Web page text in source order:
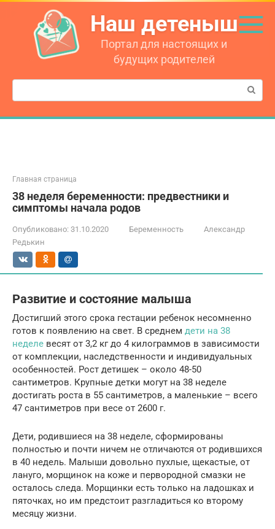
Перейти
контенту
Наш детеныш
Портал для настоящих и
будущих родителей
Поиск:
Главная страница
38 неделя беременности: предвестники и
симптомы начала родов
Опубликовано: 31.10.2020 Беременность
Александр
Редькин
Развитие и состояние малыша
Достигший этого срока гестации ребенок несомненно
готов к появлению на свет. В среднем дети на 38
неделе весят от 3,2 кг до 4 килограммов в зависимости
от комплекции, наследственности и индивидуальных
особенностей. Рост детишек – около 48-50
сантиметров. Крупные детки могут на 38 неделе
достигать роста в 55 сантиметров, а маленькие – всего
47 сантиметров при весе от 2600 г.
Дети, родившиеся на 38 неделе, сформированы
полностью и почти ничем не отличаются от родившихся
в 40 недель. Малыши довольно пухлые, щекастые, от
лануго, морщинок на коже и первородной смазки не
осталось следа. Морщинки есть только на ладошках и
пяточках, но им предстоит разгладиться ко второму
месяцу жизни.